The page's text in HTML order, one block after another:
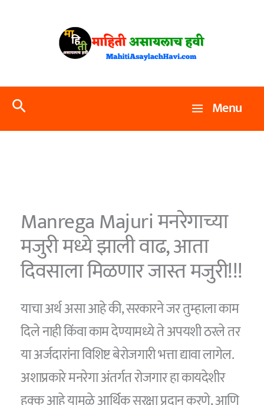
Search Menu
Manrega Majuri मनरेगाच्या
मजुरी मध्ये झाली वाढ, आता
दिवसाला मिळणार जास्त मजुरी!!!
याचा अर्थ असा आहे की, सरकारने जर तुम्हाला काम
दिले नाही किंवा काम देण्यामध्ये ते अपयशी ठरले तर
या अर्जदारांना विशिष्ट बेरोजगारी भत्ता द्यावा लागेल.
अशाप्रकारे मनरेगा अंतर्गत रोजगार हा कायदेशीर